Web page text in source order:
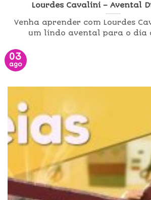
Lourdes Cavalini – Avental
Venha aprender com Lourdes
um lindo avental para o dia
03
ago